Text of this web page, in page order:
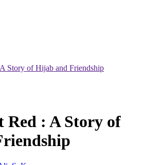
Story of Hijab and Friendship
Red : A Story of